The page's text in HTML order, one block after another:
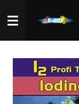
direct
hoofdinhoud